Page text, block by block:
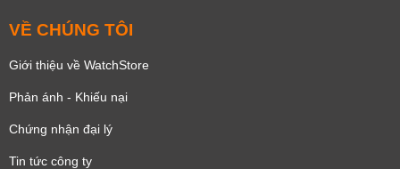
VỀ CHÚNG TÔI
Giới thiệu về WatchStore
Phản ánh - Khiếu nại
Chứng nhận đại lý
Tin tức công ty